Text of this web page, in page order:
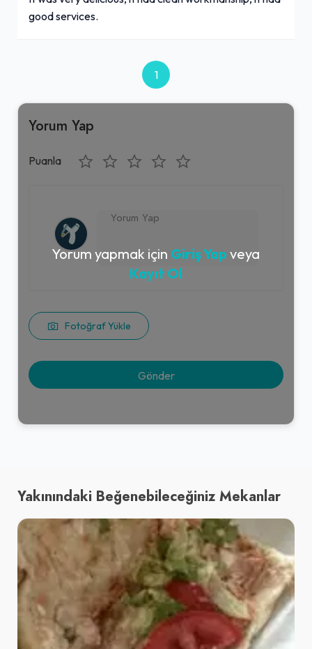
good services.
1
Yorum Yap
Puanla
Fotoğraf Yükle
Yorum yapmak için Giriş Yap veya
Kayıt Ol
Yakınındaki Beğenebileceğiniz Mekanlar